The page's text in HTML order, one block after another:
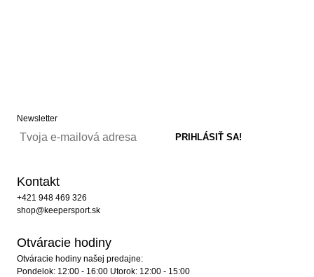
Newsletter
Kontakt
+421 948 469 326
shop@keepersport.sk
Otváracie hodiny
Otváracie hodiny našej predajne:
Pondelok: 12:00 - 16:00 Utorok: 12:00 - 15:00